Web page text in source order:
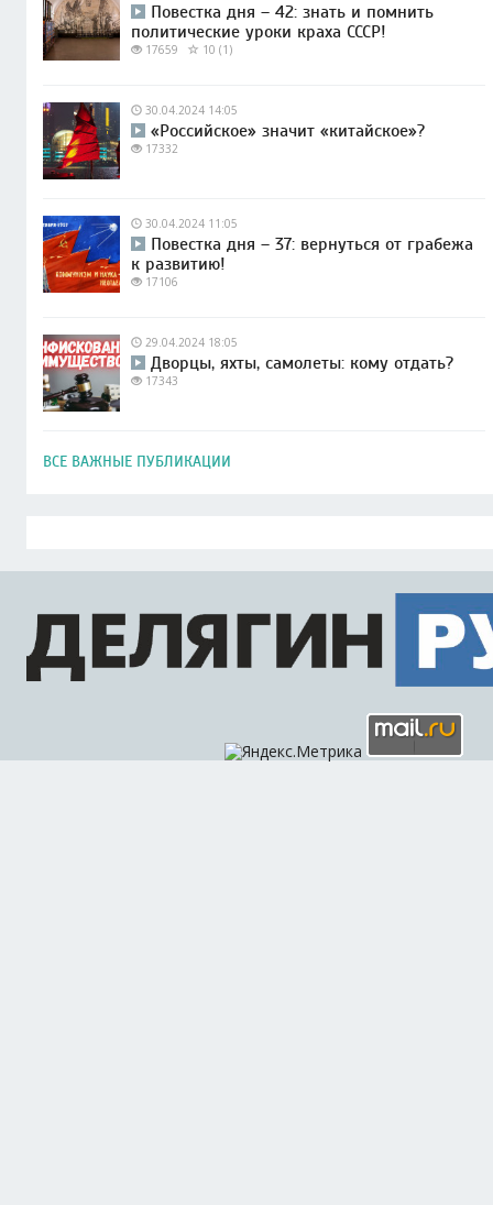
Повестка дня – 42: знать и помнить
политические уроки краха СССР!
17659 10 (1)
30.04.2024 14:05
«Российское» значит «китайское»?
17332
30.04.2024 11:05
Повестка дня – 37: вернуться от грабежа
к развитию!
17106
29.04.2024 18:05
Дворцы, яхты, самолеты: кому отдать?
17343
ВСЕ ВАЖНЫЕ ПУБЛИКАЦИИ